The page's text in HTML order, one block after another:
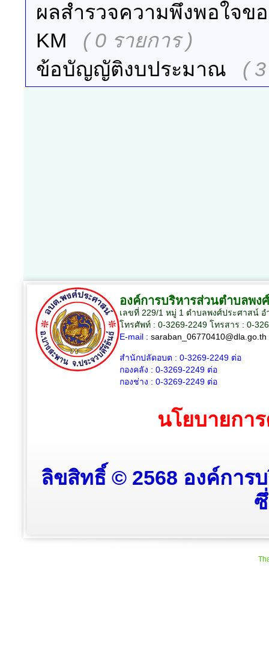
ผลสำรวจความพึงพอใจข
KM
( 0 รายการ )
ข้อบัญญัติงบประมาณ
(
องค์การบริหารส่วนตำบลพง
เลขที่ 229/1 หมู่ 1 ตำบลพงศ์ประศาสน์
โทรศัพท์ : 0-3269-2249 โทรสาร : 0-
E-mail : saraban_06770410@dla.go.th
สำนักปลัดอบต : 0-3269-2249 ต่อ
กองคลัง : 0-3269-2249 ต่อ
กองช่าง : 0-3269-2249 ต่อ
นโยบายกา
ลิขสิทธิ์ © 2568 องค์การ